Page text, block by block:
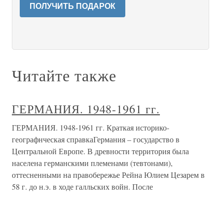
ПОЛУЧИТЬ ПОДАРОК
Читайте также
ГЕРМАНИЯ. 1948-1961 гг.
ГЕРМАНИЯ. 1948-1961 гг. Краткая историко-
географнческая справкаГермания – государство в
Центральной Европе. В древности территория была
населена германскими племенами (тевтонами),
оттесненными на правобережье Рейна Юлием Цезарем в
58 г. до н.э. в ходе галльских войн. После